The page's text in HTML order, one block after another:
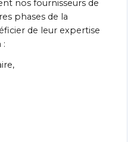
nos fournisseurs de
phases de la
de leur expertise
: